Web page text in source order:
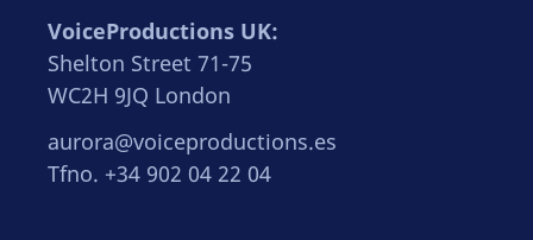
VoiceProductions UK:
Shelton Street 71-75
WC2H 9JQ London
aurora@voiceproductions.es
Tfno. +34 902 04 22 04